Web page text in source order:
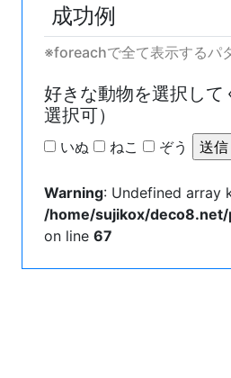
成功例
※foreachで全て表示するパ
好きな動物を選択して
選択可）
いぬ ねこ ぞう
Warning: Undefined array
/home/sujikox/
on line 67